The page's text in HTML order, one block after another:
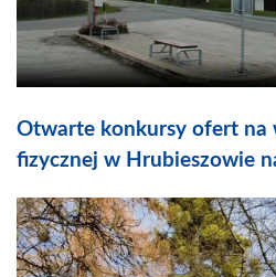
Otwarte konkursy ofert na
fizycznej w Hrubieszowie